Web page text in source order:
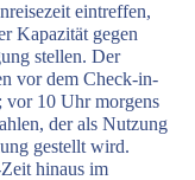
eintreffen,
Kapazität gegen
stellen. Der
vor dem Check-in-
vor 10 Uhr morgens
der als Nutzung
gestellt wird.
hinaus im